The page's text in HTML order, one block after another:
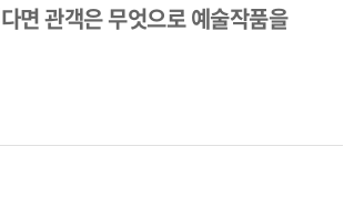
면 관객은 무엇으로 예술작품을